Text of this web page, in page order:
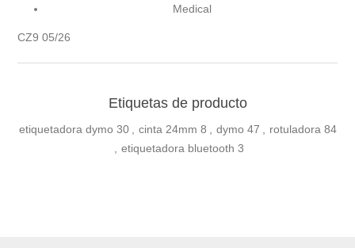
Medical
CZ9 05/26
Etiquetas de producto
etiquetadora dymo 30 , cinta 24mm 8 , dymo 47 , rotuladora 84
, etiquetadora bluetooth 3